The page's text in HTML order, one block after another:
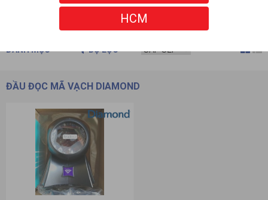
DANH MỤC BỘ LỌC
ĐẦU ĐỌC MÃ VẠCH DIAMOND
HCM